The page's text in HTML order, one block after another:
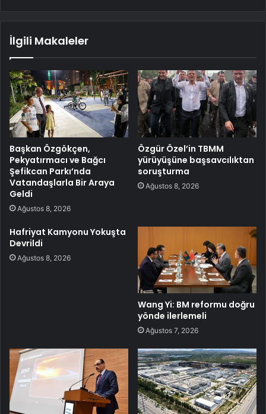
İlgili Makaleler
Başkan Özgökçen,
Pekyatırmacı ve Bağcı
Şefikcan Parkı’nda
Vatandaşlarla Bir Araya
Geldi
Ağustos 8, 2026
Özgür Özel’in TBMM
yürüyüşüne başsavcılıktan
soruşturma
Ağustos 8, 2026
Hafriyat Kamyonu Yokuşta
Devrildi
Ağustos 8, 2026
Wang Yi: BM reformu doğru
yönde ilerlemeli
Ağustos 7, 2026